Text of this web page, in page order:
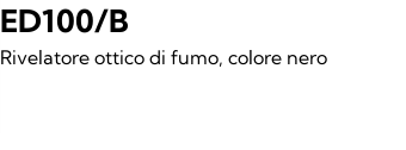
ED100/B
Rivelatore ottico di fumo, colore nero